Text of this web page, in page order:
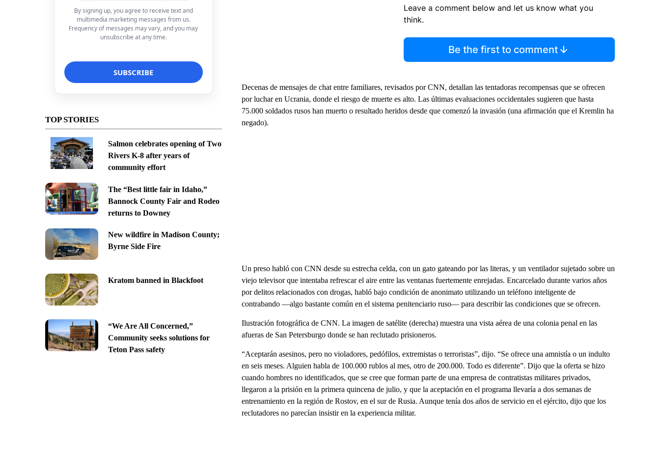
By signing up, you agree to receive text and
multimedia marketing messages from us.
Frequency of messages may vary, and you may
unsubscribe at any time.
TOP STORIES
Salmon celebrates opening of Two
Rivers K-8 after years of
community effort
The “Best little fair in Idaho,”
Bannock County Fair and Rodeo
returns to Downey
New wildfire in Madison County;
Byrne Side Fire
Kratom banned in Blackfoot
“We Are All Concerned,”
Community seeks solutions for
Teton Pass safety
Leave a comment below and let us know what you
think.
Be the first to comment
Decenas de mensajes de chat entre familiares, revisados por CNN, detallan las tentadoras recompensas que se ofrecen
por luchar en Ucrania, donde el riesgo de muerte es alto. Las últimas evaluaciones occidentales sugieren que hasta
75.000 soldados rusos han muerto o resultado heridos desde que comenzó la invasión (una afirmación que el Kremlin ha
negado).
Un preso habló con CNN desde su estrecha celda, con un gato gateando por las literas, y un ventilador sujetado sobre un
viejo televisor que intentaba refrescar el aire entre las ventanas fuertemente enrejadas. Encarcelado durante varios años
por delitos relacionados con drogas, habló bajo condición de anonimato utilizando un teléfono inteligente de
contrabando —algo bastante común en el sistema penitenciario ruso— para describir las condiciones que se ofrecen.
Ilustración fotográfica de CNN. La imagen de satélite (derecha) muestra una vista aérea de una colonia penal en las
afueras de San Petersburgo donde se han reclutado prisioneros.
“Aceptarán asesinos, pero no violadores, pedófilos, extremistas o terroristas”, dijo. “Se ofrece una amnistía o un indulto
en seis meses. Alguien habla de 100.000 rublos al mes, otro de 200.000. Todo es diferente”. Dijo que la oferta se hizo
cuando hombres no identificados, que se cree que forman parte de una empresa de contratistas militares privados,
llegaron a la prisión en la primera quincena de julio, y que la aceptación en el programa llevaría a dos semanas de
entrenamiento en la región de Rostov, en el sur de Rusia. Aunque tenía dos años de servicio en el ejército, dijo que los
reclutadores no parecían insistir en la experiencia militar.